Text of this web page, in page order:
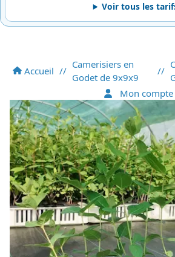
Voir tous les
Accueil //
Camerisiers en
Godet de 9x9x9
//
Mon compte